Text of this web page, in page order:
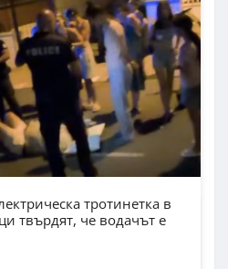
тротинетка в
твърдят, че водачът е